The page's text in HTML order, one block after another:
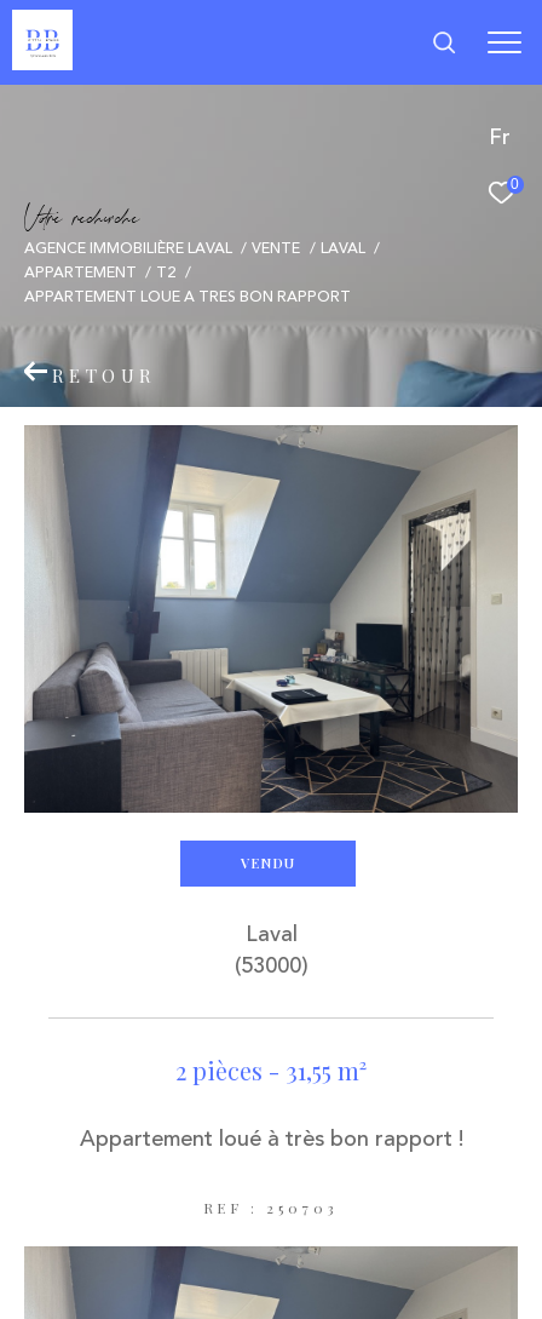
Fr
0
Vore recece
AGENCE IMMOBILIÈRE LAVAL VENTE
LAVAL
APPARTEMENT
T2
APPARTEMENT LOUE A TRES BON RAPPORT
RETOUR
VENDU
Laval
(53000)
2 pièces - 31,55 m²
Appartement loué à très bon rapport !
REF : 250703